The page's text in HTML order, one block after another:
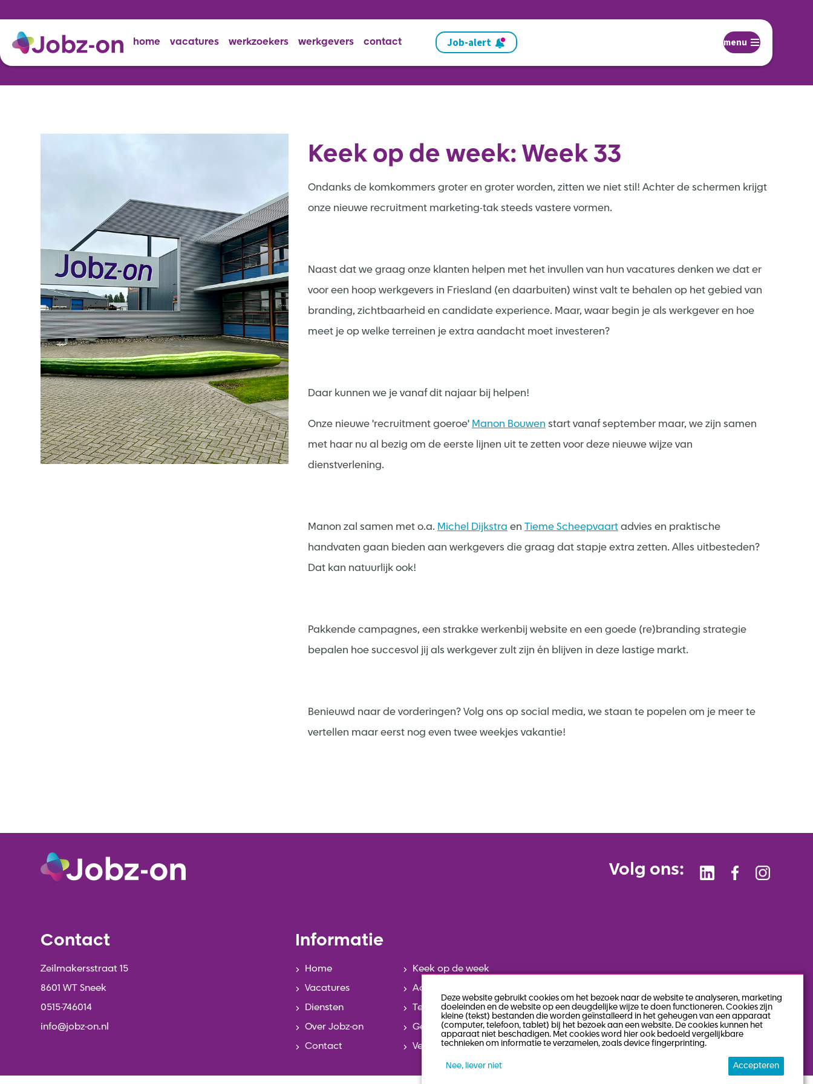
home vacatures werkzoekers werkgevers contact Job-alert menu
Keek op de week: Week 33
Ondanks de komkommers groter en groter worden, zitten we niet stil! Achter de schermen krijgt
onze nieuwe recruitment marketing-tak steeds vastere vormen.
Naast dat we graag onze klanten helpen met het invullen van hun vacatures denken we dat er
voor een hoop werkgevers in Friesland (en daarbuiten) winst valt te behalen op het gebied van
branding, zichtbaarheid en candidate experience. Maar, waar begin je als werkgever en hoe
meet je op welke terreinen je extra aandacht moet investeren?
Daar kunnen we je vanaf dit najaar bij helpen!
Onze nieuwe 'recruitment goeroe' Manon Bouwen start vanaf september maar, we zijn samen
met haar nu al bezig om de eerste lijnen uit te zetten voor deze nieuwe wijze van
dienstverlening.
Manon zal samen met o.a. Michel Dijkstra en Tieme Scheepvaartadvies en praktische
handvaten gaan bieden aan werkgevers die graag dat stapje extra zetten. Alles uitbesteden?
Dat kan natuurlijk ook!
Pakkende campagnes, een strakke werkenbij website en een goede (re)branding strategie
bepalen hoe succesvol jij als werkgever zult zijn én blijven in deze lastige markt.
Benieuwd naar de vorderingen? Volg ons op social media, we staan te popelen om je meer te
vertellen maar eerst nog even twee weekjes vakantie!
Volg ons:
Contact
Zeilmakersstraat 15
8601 WT Sneek
0515-746014
info@jobz-on.nl
Informatie
Home
Vacatures
Diensten
Over Jobz-on
Contact
Keek op de week
Actueel
Team
Geschiedenis
Veelgestelde vragen
Deze website gebruikt cookies om het bezoek naar de website te analyseren, marketing
doeleinden en de website op een deugdelijke wijze te doen functioneren. Cookies zijn
kleine (tekst) bestanden die worden geïnstalleerd in het geheugen van een apparaat
(computer, telefoon, tablet) bij het bezoek aan een website. De cookies kunnen het
apparaat niet beschadigen. Met cookies word hier ook bedoeld vergelijkbare
technieken om informatie te verzamelen, zoals device fingerprinting.
Nee, liever niet Accepteren